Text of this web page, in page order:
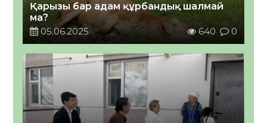
Қарызы бар адам құрбандық шалмай
ма?
05.06.2025
640 0